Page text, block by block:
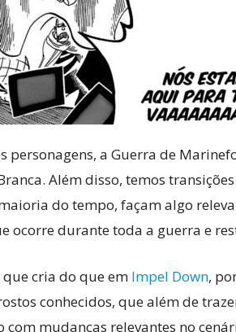
personagens, a Guerra de
Além disso, temos
do tempo, façam algo
ocorre durante toda a guerra e
cria do que em Impel Down,
conhecidos, que além de
mudanças relevantes no